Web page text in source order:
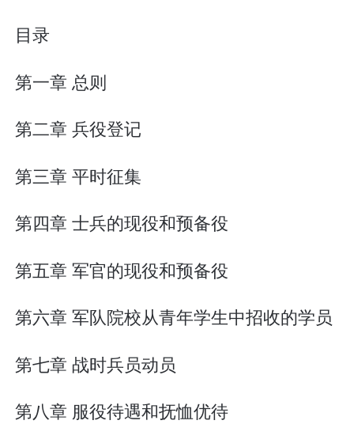
目录
第一章 总则
第二章 兵役登记
第三章 平时征集
第四章 士兵的现役和预备役
第五章 军官的现役和预备役
第六章 军队院校从青年学生中招收的学员
第七章 战时兵员动员
第八章 服役待遇和抚恤优待